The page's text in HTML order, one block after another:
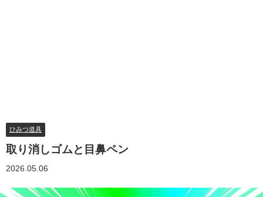
ひみつ道具
取り消しゴムと目鼻ペン
2026.05.06